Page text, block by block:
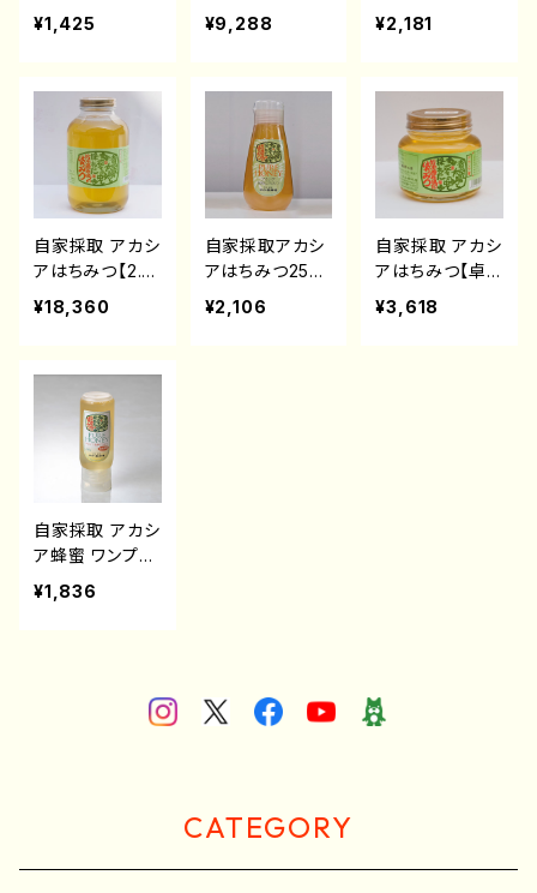
¥1,425
g】
¥9,288
260
¥2,181
自家採取 アカシ
アはちみつ【2.4
kg】
¥18,360
自家採取アカシ
アはちみつ250
g(ポリ容器)
¥2,106
自家採取 アカシ
アはちみつ【卓
上450g】
¥3,618
自家採取 アカシ
ア蜂蜜 ワンプッ
シュボトル【200
g】
¥1,836
CATEGORY